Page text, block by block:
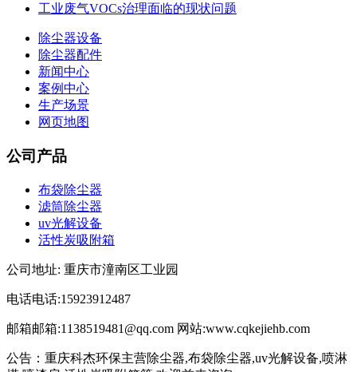
工业废气VOCs治理面临的现状问题
除尘器设备
除尘器配件
新闻中心
案例中心
生产场景
网页地图
公司产品
布袋除尘器
滤筒除尘器
uv光解设备
活性炭吸附箱
公司地址: 重庆市潼南区工业园
电话电话:15923912487
邮箱邮箱:1138519481@qq.com 网站:www.cqkejiehb.com
公告：重庆科杰环保主营除尘器,布袋除尘器,uv光解设备,喷淋